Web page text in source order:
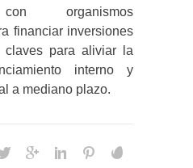
organismos
financiar inversiones
claves para aliviar la
interno y
a mediano plazo.